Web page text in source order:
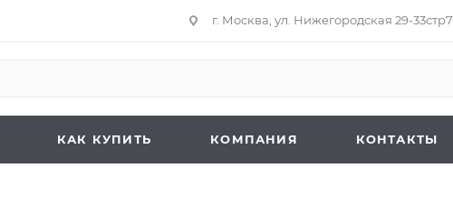
г. Москва, ул. Нижегородская 29-33стр7
КАК КУПИТЬ КОМПАНИЯ КОНТАКТЫ